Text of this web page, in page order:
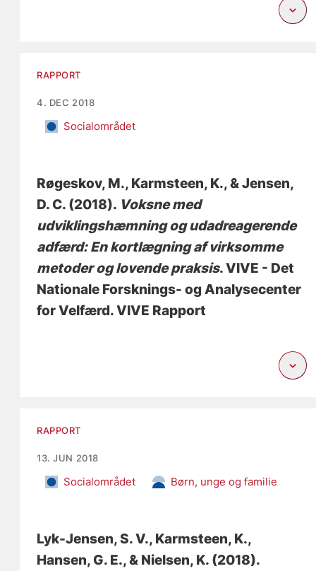
RAPPORT
4. DEC 2018
Socialområdet
Røgeskov, M., Karmsteen, K., & Jensen,
D. C. (2018). Voksne med
udviklingshæmning og udadreagerende
adfærd: En kortlægning af virksomme
metoder og lovende praksis. VIVE - Det
Nationale Forsknings- og Analysecenter
for Velfærd. VIVE Rapport
RAPPORT
13. JUN 2018
Socialområdet Børn, unge og familie
Lyk-Jensen, S. V., Karmsteen, K.,
Hansen, G. E., & Nielsen, K. (2018).